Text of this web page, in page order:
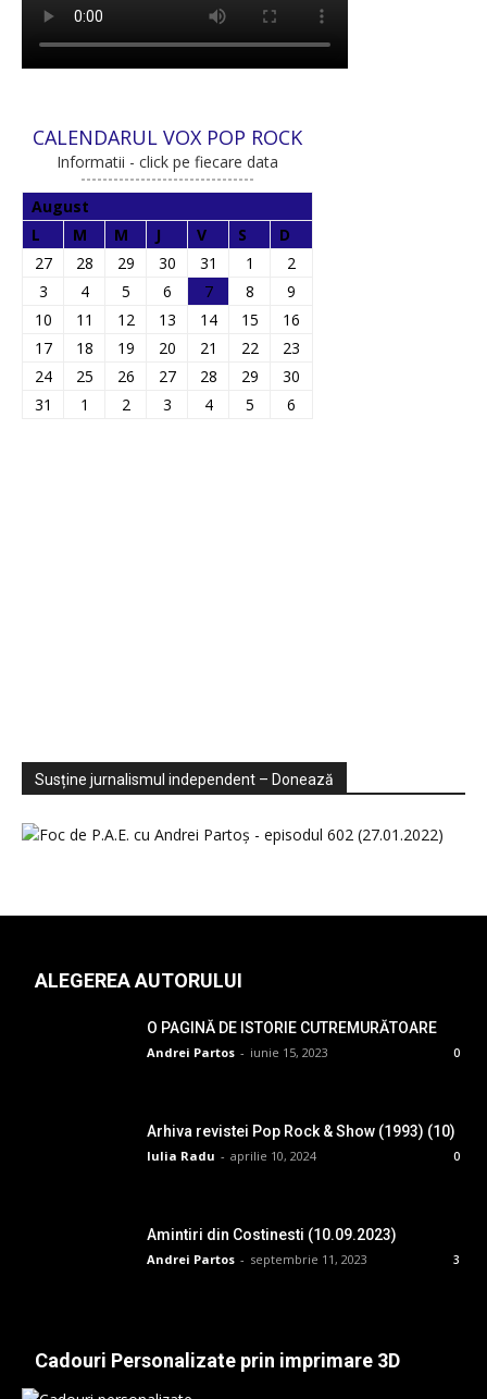
CALENDARUL VOX POP ROCK
Informatii - click pe fiecare data
August
L
M M J V S
D
27
28 29 30 31 1
2
3
4 5 6 7 8
9
10
11 12 13 14 15
16
17
18 19 20 21 22
23
24
25 26 27 28 29
30
31
1 2 3 4 5 6
Sondaje
Video
Susține jurnalismul independent – Donează
ALEGEREA AUTORULUI
O PAGINĂ DE ISTORIE CUTREMURĂTOARE
Andrei Partos - iunie 15, 2023 0
Arhiva revistei Pop Rock & Show (1993) (10)
Iulia Radu - aprilie 10, 2024 0
Amintiri din Costinesti (10.09.2023)
Andrei Partos - septembrie 11, 2023 3
Cadouri Personalizate prin imprimare 3D